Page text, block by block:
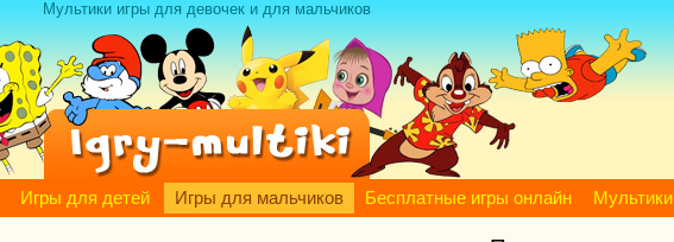
Мультики игры для девочек и для мальчиков
Игры для детей Игры для мальчиков Бесплатные игры онлайн Мультики